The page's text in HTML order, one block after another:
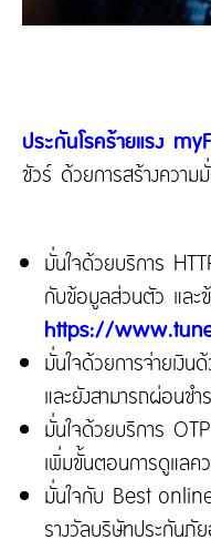
ประกันโรคร้ายแรง
ชัวร์ ด้วยการสร้างควา
มั่นใจด้วยบริการ
กับข้อมูลส่วนตัว และข้
https://
มั่นใจด้วยการจ่ายเงิ
และยังสามารถผ่อนชำ
มั่นใจด้วยบริการ
เพิ่มขั้นตอนการดูแล
มั่นใจกับ Best
รางวัลบริษัทประกันภั